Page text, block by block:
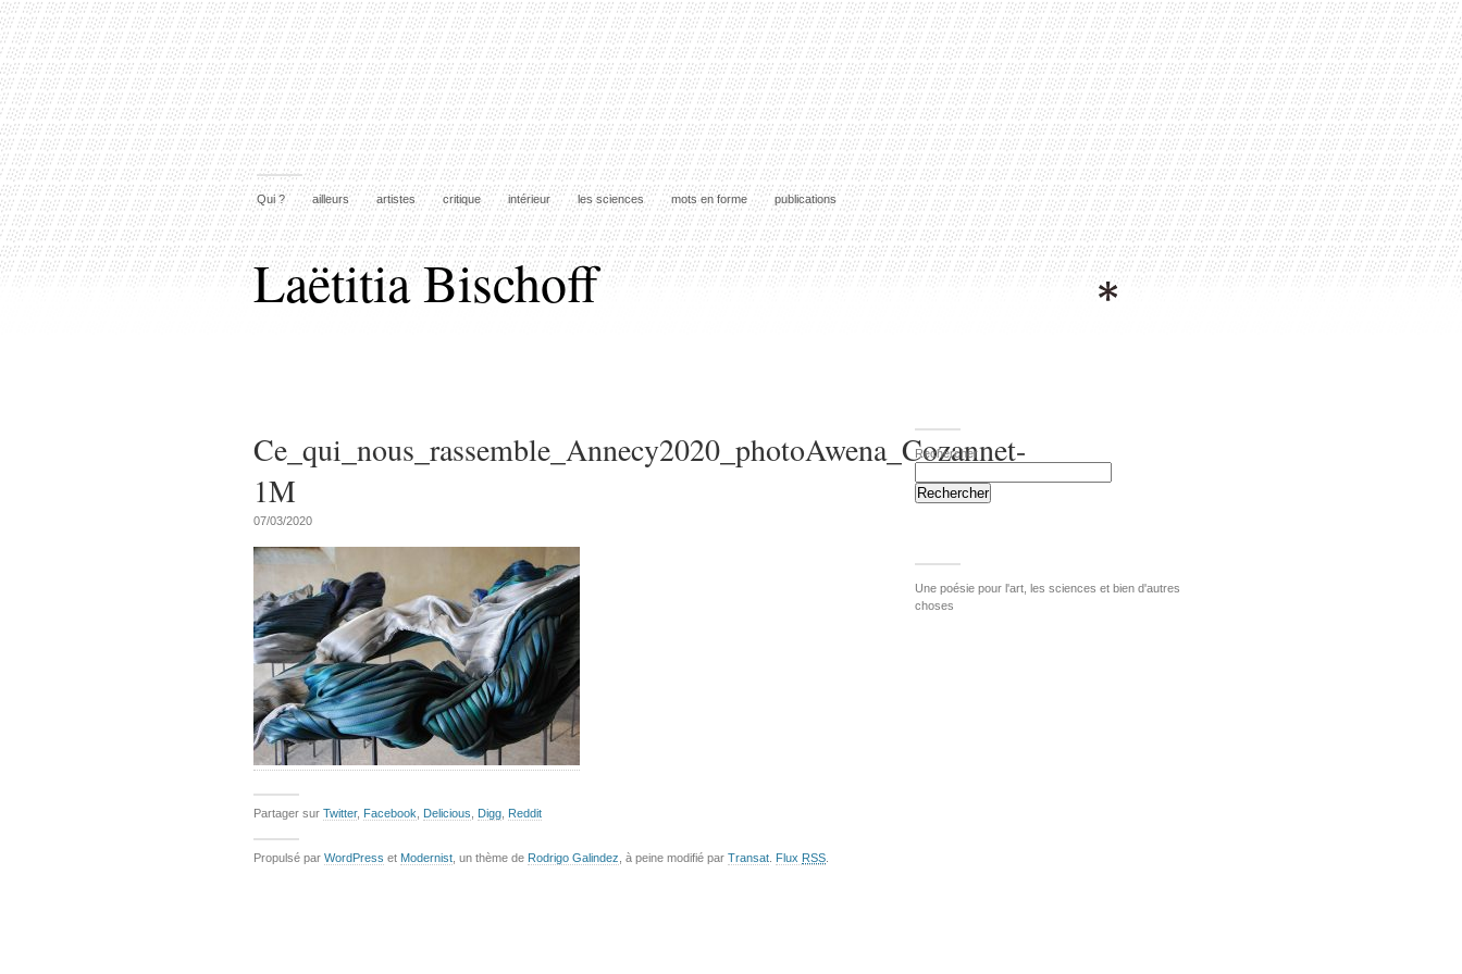
Qui ? ailleurs artistes critique intérieur les sciences mots en forme publications
Laëtitia Bischoff
Ce_qui_nous_rassemble_Annecy2020_photoAwena_Cozannet-
1M
07/03/2020
Partager sur Twitter, Facebook Delicious Digg Reddit
Rechercher
Rechercher
Une poésie pour l'art, les sciences et bien d'autres
choses
Propulsé par WordPress et Modernist , un thème de Rodrigo Galindez , à peine modifié par Transat Flux RSS